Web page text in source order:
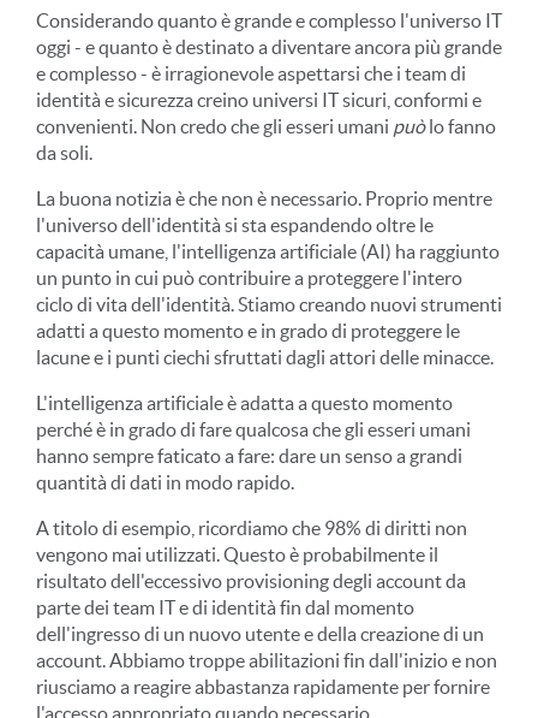
Considerando quanto è grande e complesso l'universo IT
oggi - e quanto è destinato a diventare ancora più grande
e complesso - è irragionevole aspettarsi che i team di
identità e sicurezza creino universi IT sicuri, conformi e
convenienti. Non credo che gli esseri umani puòlo fanno
da soli.
La buona notizia è che non è necessario. Proprio mentre
l'universo dell'identità si sta espandendo oltre le
capacità umane, l'intelligenza artificiale (AI) ha raggiunto
un punto in cui può contribuire a proteggere l'intero
ciclo di vita dell'identità. Stiamo creando nuovi strumenti
adatti a questo momento e in grado di proteggere le
lacune e i punti ciechi sfruttati dagli attori delle minacce.
L'intelligenza artificiale è adatta a questo momento
perché è in grado di fare qualcosa che gli esseri umani
hanno sempre faticato a fare: dare un senso a grandi
quantità di dati in modo rapido.
A titolo di esempio, ricordiamo che 98% di diritti non
vengono mai utilizzati. Questo è probabilmente il
risultato dell'eccessivo provisioning degli account da
parte dei team IT e di identità fin dal momento
dell'ingresso di un nuovo utente e della creazione di un
account. Abbiamo troppe abilitazioni fin dall'inizio e non
riusciamo a reagire abbastanza rapidamente per fornire
l'accesso appropriato quando necessario.